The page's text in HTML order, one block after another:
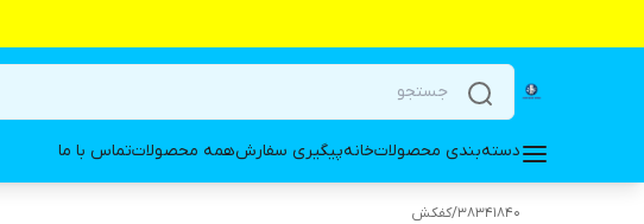
دسته‌بندی محصولاتخانهپیگیری سفارشهمه محصولاتتماس با ما
38341840
/کفکش